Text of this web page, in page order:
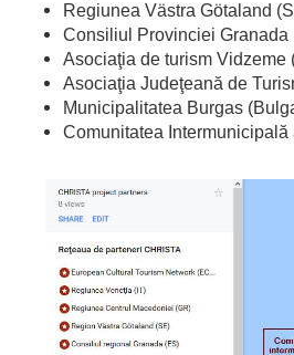
Regiunea Västra Götaland
Consiliul Provinciei
Asociaţia de turism Vidzeme
Asociaţia Judeţeană de
Municipalitatea Burgas
Comunitatea